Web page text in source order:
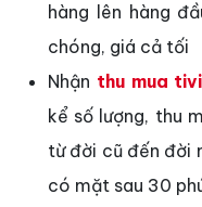
hàng lên hàng
chóng, giá cả tối
Nhận thu mua
kể số lượng, thu
từ đời cũ đến đời
có mặt sau 30